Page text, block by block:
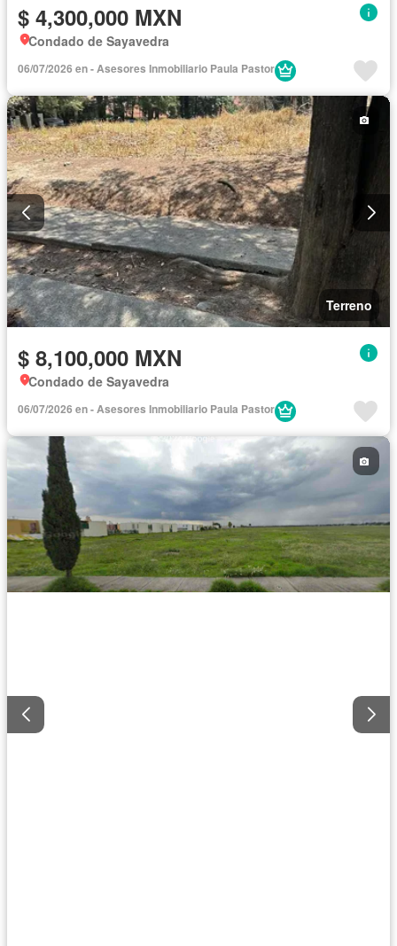
$ 4,300,000 MXN
Condado de Sayavedra
06/07/2026 en - Asesores Inmobiliario Paula Pastor
Terreno
$ 8,100,000 MXN
Condado de Sayavedra
06/07/2026 en - Asesores Inmobiliario Paula Pastor